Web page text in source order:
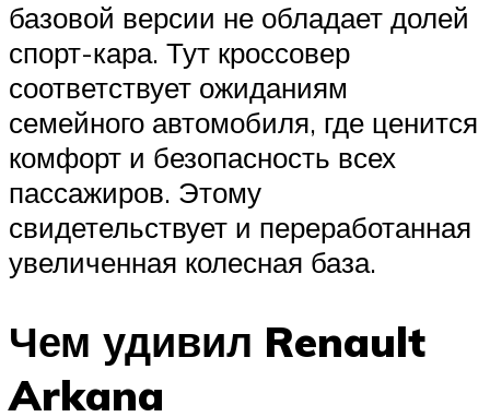
базовой версии не обладает долей
спорт-кара. Тут кроссовер
соответствует ожиданиям
семейного автомобиля, где ценится
комфорт и безопасность всех
пассажиров. Этому
свидетельствует и переработанная
увеличенная колесная база.
Чем удивил Renault
Arkana